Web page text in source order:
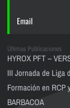
Email
Últimas Publicaciones
HYROX PFT –
III Jornada de Liga
Formación en RCP
BARBACOA